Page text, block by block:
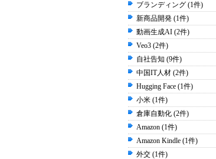
ブランディング (1件)
新商品開発 (1件)
動画生成AI (2件)
Veo3 (2件)
自社告知 (9件)
中国IT人材 (2件)
Hugging Face (1件)
小米 (1件)
倉庫自動化 (2件)
Amazon (1件)
Amazon Kindle (1件)
外交 (1件)